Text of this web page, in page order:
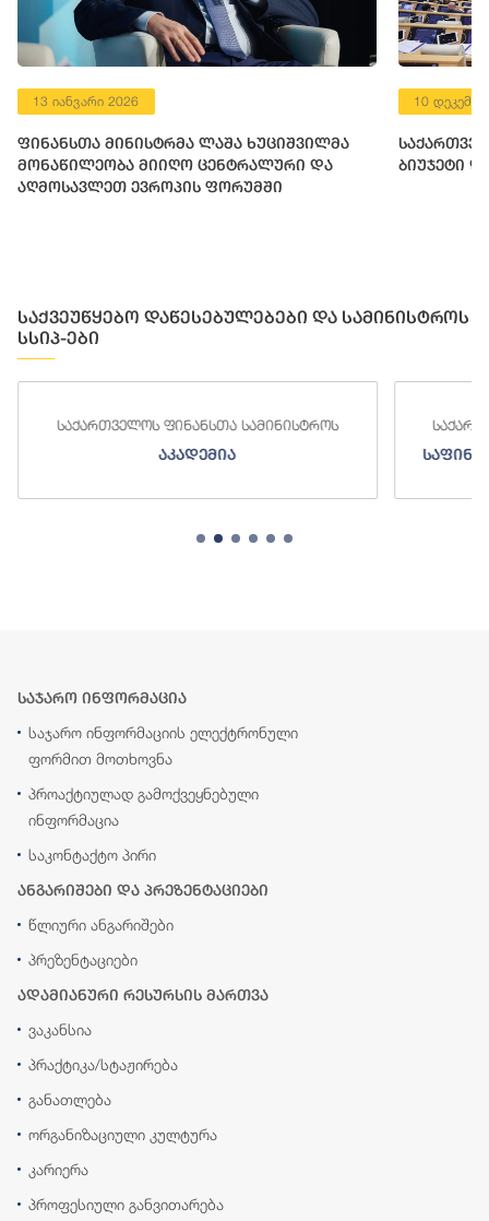
13 იანვარი 2026
ფინანსთა მინისტრმა ლაშა ხუციშვილმა
მონაწილეობა მიიღო ცენტრალური და
აღმოსავლეთ ევროპის ფორუმში
10
ბიუჯეტი
საქვეუწყებო დაწესებულებები და სამინისტროს
სსიპ-ები
საქართველოს ფინანსთა სამინისტროს
აკადემია
საჯარო ინფორმაცია
საჯარო ინფორმაციის ელექტრონული
ფორმით მოთხოვნა
პროაქტიულად გამოქვეყნებული
ინფორმაცია
საკონტაქტო პირი
ანგარიშები და პრეზენტაციები
წლიური ანგარიშები
პრეზენტაციები
ადამიანური რესურსის მართვა
ვაკანსია
პრაქტიკა/სტაჟირება
განათლება
ორგანიზაციული კულტურა
კარიერა
პროფესიული განვითარება